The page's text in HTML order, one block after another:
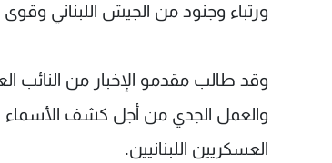
ورتباء وجنود من الجيش اللبناني وقوى
وقد طالب مقدمو الإخبار من النائب
والعمل الجدي من أجل كشف الأسماء
العسكريين اللبنانيين.